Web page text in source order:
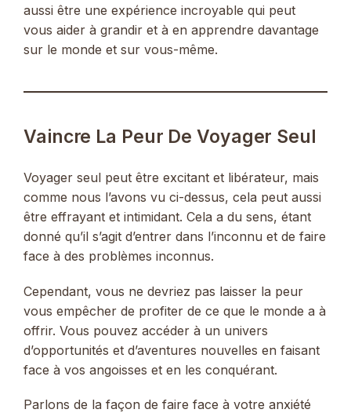
aussi être une expérience incroyable qui peut
vous aider à grandir et à en apprendre davantage
sur le monde et sur vous-même.
Vaincre La Peur De Voyager Seul
Voyager seul peut être excitant et libérateur, mais
comme nous l’avons vu ci-dessus, cela peut aussi
être effrayant et intimidant. Cela a du sens, étant
donné qu’il s’agit d’entrer dans l’inconnu et de faire
face à des problèmes inconnus.
Cependant, vous ne devriez pas laisser la peur
vous empêcher de profiter de ce que le monde a à
offrir. Vous pouvez accéder à un univers
d’opportunités et d’aventures nouvelles en faisant
face à vos angoisses et en les conquérant.
Parlons de la façon de faire face à votre anxiété